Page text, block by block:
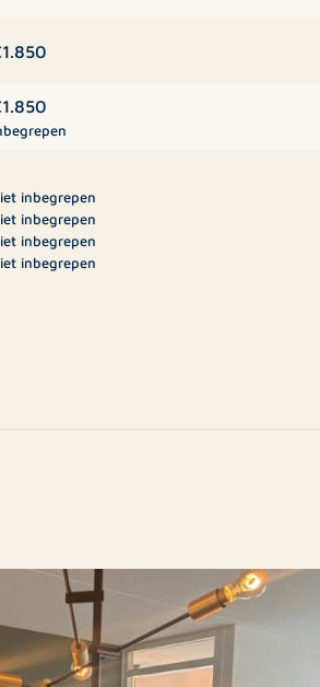
uitzicht over het Wilhelminapark.
van Breda, even een bioscoopje
het stadspark Valkenberg en het
inbegrepen
inbegrepen
inbegrepen
inbegrepen
Bestaande bouw